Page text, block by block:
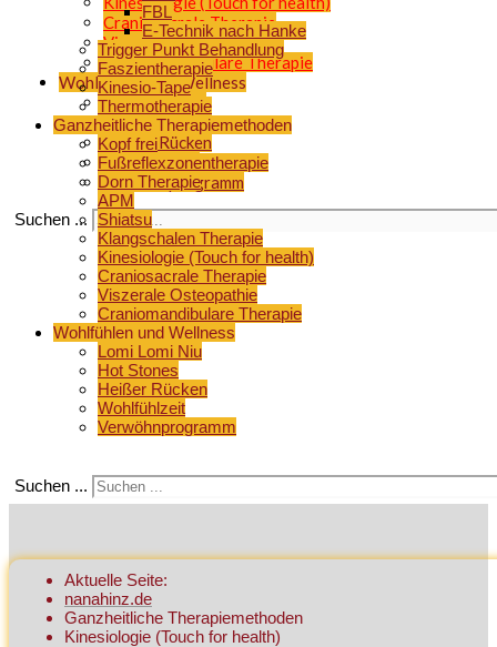
Craniosacrale Therapie
Viszerale Osteopathie
Craniomandibulare Therapie
Wohlfühlen und Wellness
Lomi Lomi Niu
Hot Stones
Heißer Rücken
Wohlfühlzeit
Verwöhnprogramm
Suchen ...
FBL
E-Technik nach Hanke
Trigger Punkt Behandlung
Faszientherapie
Kinesio-Tape
Thermotherapie
Ganzheitliche Therapiemethoden
Kopf frei
Fußreflexzonentherapie
Dorn Therapie
APM
Shiatsu
Klangschalen Therapie
Kinesiologie (Touch for health)
Craniosacrale Therapie
Viszerale Osteopathie
Craniomandibulare Therapie
Wohlfühlen und Wellness
Lomi Lomi Niu
Hot Stones
Heißer Rücken
Wohlfühlzeit
Verwöhnprogramm
Suchen ...
Aktuelle Seite:
nanahinz.de
Ganzheitliche Therapiemethoden
Kinesiologie (Touch for health)